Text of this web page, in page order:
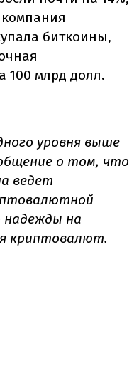
биткоины,
100 млрд долл.
уровня выше
о том, что
ведет
надежды на
криптовалют.